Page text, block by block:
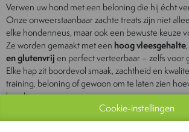
Verwen uw hond met een beloning die hij écht
Onze onweerstaanbaar zachte treats zijn niet
elke hondenneus, maar ook een bewuste keuze
Ze worden gemaakt met een hoog vleesgehalte
en glutenvrijen perfect verteerbaar – zelfs voor
Elke hap zit boordevol smaak, zachtheid en
training, beloning of gewoon om te laten zien
houdt.
Eén traktatie is genoeg om staartjes sneller te
👉 Geef uw hond geen gewone snack. Geef
Cookie-instellingen